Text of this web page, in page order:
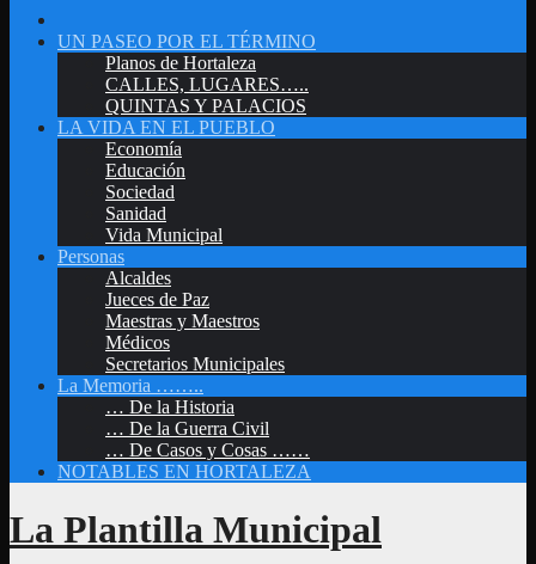
UN PASEO POR EL TÉRMINO
Planos de Hortaleza
CALLES, LUGARES…..
QUINTAS Y PALACIOS
LA VIDA EN EL PUEBLO
Economía
Educación
Sociedad
Sanidad
Vida Municipal
Personas
Alcaldes
Jueces de Paz
Maestras y Maestros
Médicos
Secretarios Municipales
La Memoria ……..
… De la Historia
… De la Guerra Civil
… De Casos y Cosas ……
NOTABLES EN HORTALEZA
La Plantilla Municipal